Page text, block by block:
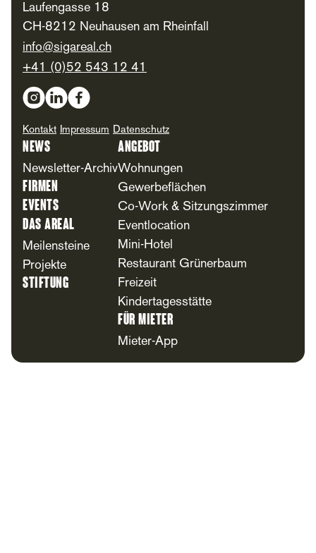
Laufengasse 18
CH-8212 Neuhausen am Rheinfall
info@sigareal.ch
+41 (0)52 543 12 41
Social Media
Kontakt Impressum Datenschutz
News
Newsletter-Archiv
Firmen
Events
Das Areal
Meilensteine
Projekte
Stiftung
Angebot
Wohnungen
Gewerbeflächen
Co-Work & Sitzungszimmer
Eventlocation
Mini-Hotel
Restaurant Grünerbaum
Freizeit
Kindertagesstätte
Für Mieter
Mieter-App